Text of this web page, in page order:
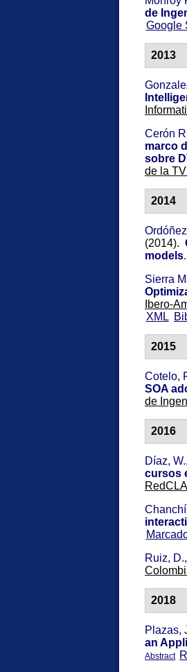
de
Google
2013
Cerón
marco
sobre
de la
2014
(2014).
models.
Sierra
Ibero-
XML
2015
Cotelo,
SOA
de
2016
Díaz, W.,
cursos
Ruiz, D.
2018
Plazas,
an
Abstract